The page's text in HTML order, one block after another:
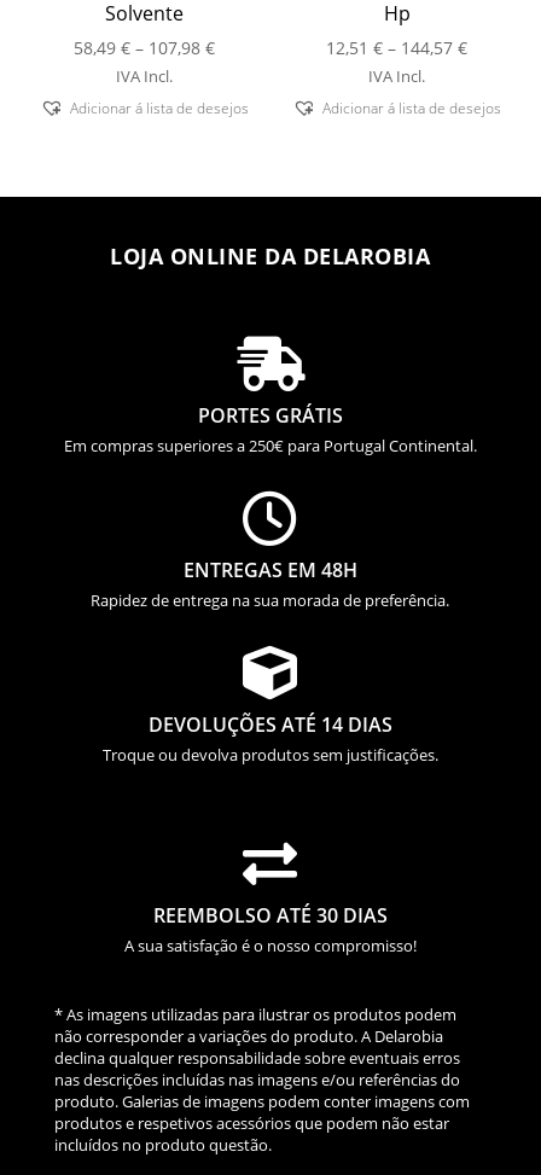
Solvente
58,49 € – 107,98 €Price
58,49 €
through
IVA Incl.
Adicionar á lista de desejos
Hp
12,51€ – 144,57€Price
12,51 €
through
IVA Incl.
Adicionar á lista de desejos
LOJA ONLINE DA DELAROBIA

PORTES GRÁTIS
Em compras superiores a 250€ para Portugal Continental.

ENTREGAS EM 48H
Rapidez de entrega na sua morada de preferência.

DEVOLUÇÕES ATÉ 14 DIAS
Troque ou devolva produtos sem justificações.

REEMBOLSO ATÉ 30 DIAS
A sua satisfação é o nosso compromisso!
* As imagens utilizadas para ilustrar os produtos podem
não corresponder a variações do produto. A Delarobia
declina qualquer responsabilidade sobre eventuais erros
nas descrições incluídas nas imagens e/ou referências do
produto. Galerias de imagens podem conter imagens com
produtos e respetivos acessórios que podem não estar
incluídos no produto questão.